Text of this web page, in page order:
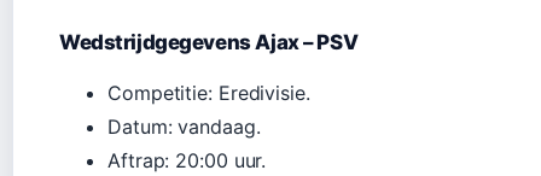
Wedstrijdgegevens Ajax – PSV
Competitie: Eredivisie.
Datum: vandaag.
Aftrap: 20:00 uur.